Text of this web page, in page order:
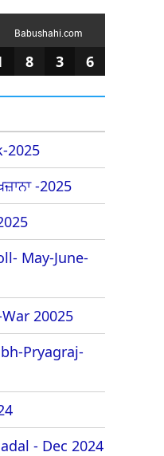
Babushahi.com
8 3 6
2025
-2025
May-June-
20025
Pryagraj-
- Dec 2024